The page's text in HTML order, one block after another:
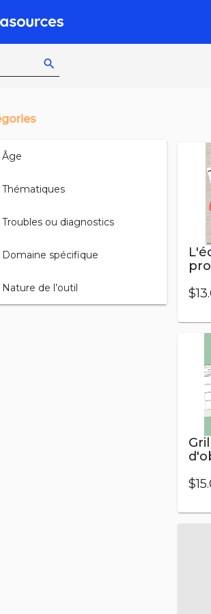
search
Âge
Thématiques
Troubles ou diagnostics
Domaine spécifique
Nature de l’outil